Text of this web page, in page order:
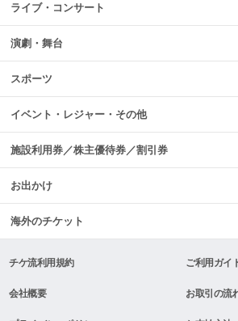
ライブ・コンサート
演劇・舞台
スポーツ
イベント・レジャー・その他
施設利用券／株主優待券／割引券
お出かけ
海外のチケット
チケ流利用規約 ご利用ガイ
会社概要 お取引の流